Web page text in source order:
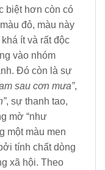
biệt hơn còn có
đỏ, màu này
ít và rất độc
vào nhóm
Đó còn là sự
sau cơn mưa”,
, sự thanh tao,
mờ “như
một màu men
tính chất dòng
xã hội. Theo